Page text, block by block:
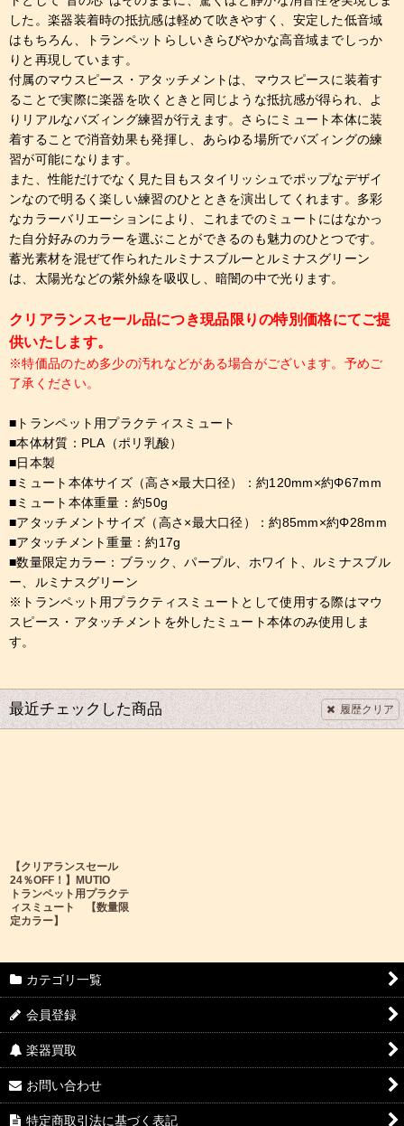
した。楽器装着時の抵抗感は軽めて吹きやすく、安定した低音域
はもちろん、トランペットらしいきらびやかな高音域までしっか
りと再現しています。
付属のマウスピース・アタッチメントは、マウスピースに装着す
ることで実際に楽器を吹くときと同じような抵抗感が得られ、よ
りリアルなバズィング練習が行えます。さらにミュート本体に装
着することで消音効果も発揮し、あらゆる場所でバズィングの練
習が可能になります。
また、性能だけでなく見た目もスタイリッシュでポップなデザイ
ンなので明るく楽しい練習のひとときを演出してくれます。多彩
なカラーバリエーションにより、これまでのミュートにはなかっ
た自分好みのカラーを選ぶことができるのも魅力のひとつです。
蓄光素材を混ぜて作られたルミナスブルーとルミナスグリーン
は、太陽光などの紫外線を吸収し、暗闇の中で光ります。
クリアランスセール品につき現品限りの特別価格にてご提
供いたします。
※特価品のため多少の汚れなどがある場合がございます。予めご
了承ください。
■トランペット用プラクティスミュート
■本体材質：PLA（ポリ乳酸）
■日本製
■ミュート本体サイズ（高さ×最大口径）：約120mm×約Φ67mm
■ミュート本体重量：約50g
■アタッチメントサイズ（高さ×最大口径）：約85mm×約Φ28mm
■アタッチメント重量：約17g
■数量限定カラー：ブラック、パープル、ホワイト、ルミナスブル
ー、ルミナスグリーン
※トランペット用プラクティスミュートとして使用する際はマウ
スピース・アタッチメントを外したミュート本体のみ使用しま
す。
最近チェックした商品 履歴クリア
【クリアランスセール
24％OFF！】MUTIO
トランペット用プラクテ
ィスミュート 【数量限
定カラー】
カテゴリ一覧
会員登録
楽器買取
お問い合わせ
特定商取引法に基づく表記